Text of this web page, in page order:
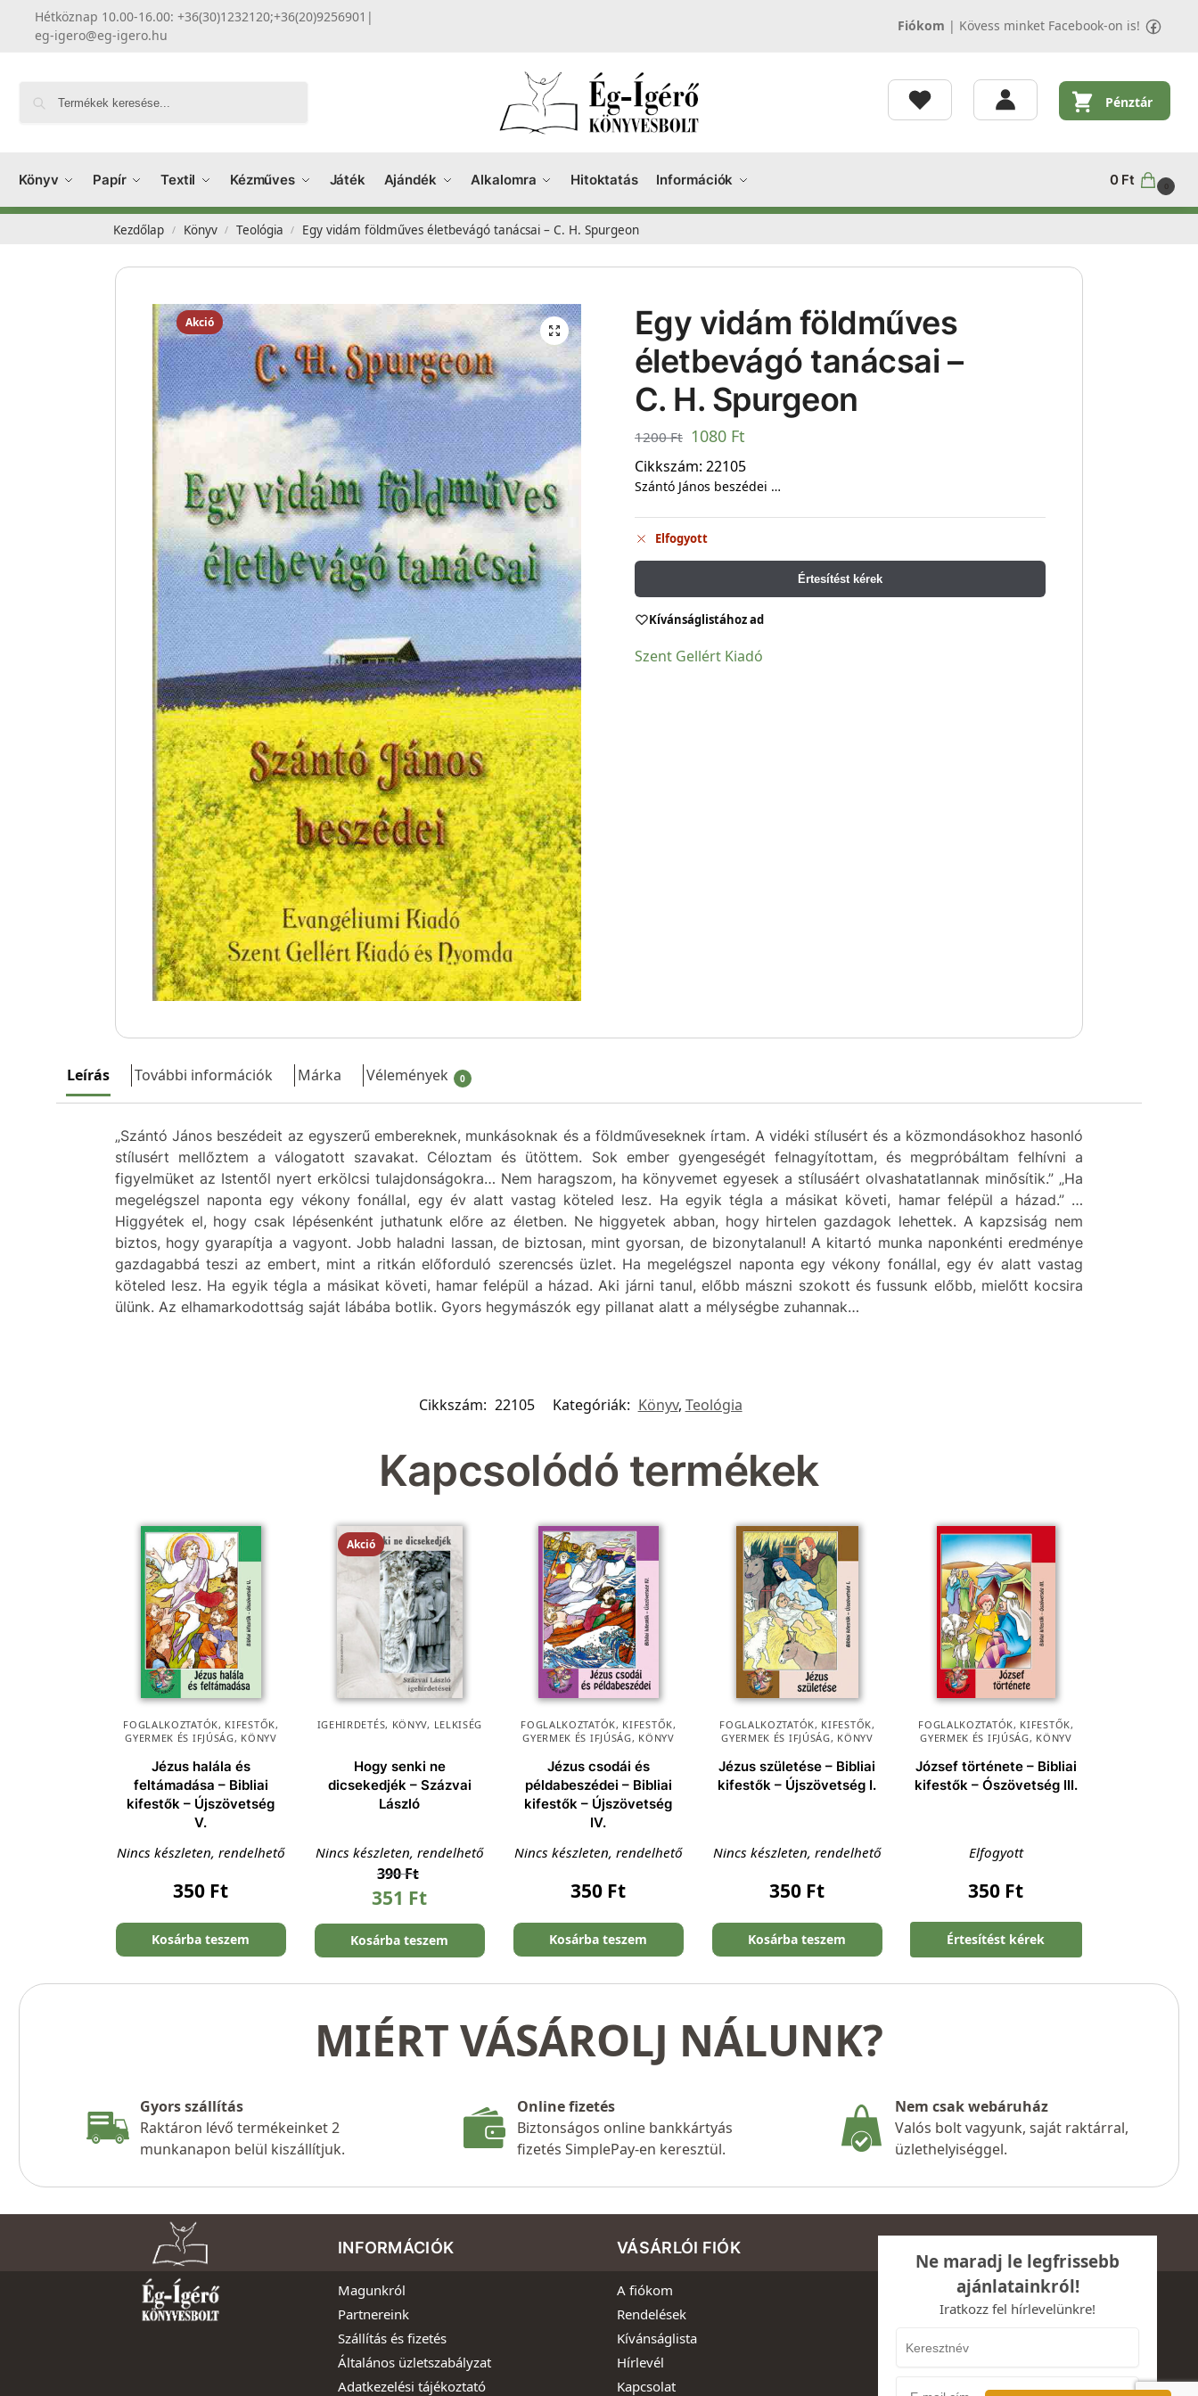
Hétköznap 10.00-16.00: +36(30)1232120;+36(20)9256901 |
eg-igero@eg-igero.hu
Fiókom | Kövess minket Facebook-on is!
Pénztár
Könyv Papír Textil Kézműves Játék Ajándék Alkalomra Hitoktatás Információk 0 Ft 0
Kezdőlap / Könyv / Teológia / Egy vidám földműves életbevágó tanácsai – C. H. Spurgeon
Akció
Egy vidám földműves
életbevágó tanácsai –
C. H. Spurgeon
1200Ft 1080 Ft
Cikkszám: 22105
Szántó János beszédei …
Elfogyott
Értesítést kérek
Kívánságlistához ad
Szent Gellért Kiadó
Leírás További információk Márka Vélemények 0
„Szántó János beszédeit az egyszerű embereknek, munkásoknak és a földműveseknek írtam. A vidéki stílusért és a közmondásokhoz hasonló
stílusért mellőztem a válogatott szavakat. Céloztam és ütöttem. Sok ember gyengeségét felnagyítottam, és megpróbáltam felhívni a
figyelmüket az Istentől nyert erkölcsi tulajdonságokra… Nem haragszom, ha könyvemet egyesek a stílusáért olvashatatlannak minősítik.” „Ha
megelégszel naponta egy vékony fonállal, egy év alatt vastag köteled lesz. Ha egyik tégla a másikat követi, hamar felépül a házad.” …
Higgyétek el, hogy csak lépésenként juthatunk előre az életben. Ne higgyetek abban, hogy hirtelen gazdagok lehettek. A kapzsiság nem
biztos, hogy gyarapítja a vagyont. Jobb haladni lassan, de biztosan, mint gyorsan, de bizonytalanul! A kitartó munka naponkénti eredménye
gazdagabbá teszi az embert, mint a ritkán előforduló szerencsés üzlet. Ha megelégszel naponta egy vékony fonállal, egy év alatt vastag
köteled lesz. Ha egyik tégla a másikat követi, hamar felépül a házad. Aki járni tanul, előbb mászni szokott és fussunk előbb, mielőtt kocsira
ülünk. Az elhamarkodottság saját lábába botlik. Gyors hegymászók egy pillanat alatt a mélységbe zuhannak…
Cikkszám: 22105 Kategóriák: Könyv, Teológia
Kapcsolódó termékek
FOGLALKOZTATÓK, KIFESTŐK,
GYERMEK ÉS IFJÚSÁG, KÖNYV
Jézus halála és
feltámadása – Bibliai
kifestők – Újszövetség
V.
Nincs készleten, rendelhető
350 Ft
Kosárba teszem
Akció
IGEHIRDETÉS, KÖNYV, LELKISÉG
Hogy senki ne
dicsekedjék – Százvai
László
Nincs készleten, rendelhető
390Ft
351 Ft
Kosárba teszem
FOGLALKOZTATÓK, KIFESTŐK,
GYERMEK ÉS IFJÚSÁG, KÖNYV
Jézus csodái és
példabeszédei – Bibliai
kifestők – Újszövetség
IV.
Nincs készleten, rendelhető
350 Ft
Kosárba teszem
FOGLALKOZTATÓK, KIFESTŐK,
GYERMEK ÉS IFJÚSÁG, KÖNYV
Jézus születése – Bibliai
kifestők – Újszövetség I.
Nincs készleten, rendelhető
350 Ft
Kosárba teszem
FOGLALKOZTATÓK, KIFESTŐK,
GYERMEK ÉS IFJÚSÁG, KÖNYV
József története – Bibliai
kifestők – Ószövetség III.
Elfogyott
350 Ft
Értesítést kérek
MIÉRT VÁSÁROLJ NÁLUNK?
Gyors szállítás
Raktáron lévő termékeinket 2
munkanapon belül kiszállítjuk.
Online fizetés
Biztonságos online bankkártyás
fizetés SimplePay-en keresztül.
Nem csak webáruház
Valós bolt vagyunk, saját raktárral,
üzlethelyiséggel.
INFORMÁCIÓK
Magunkról
Partnereink
Szállítás és fizetés
Általános üzletszabályzat
Adatkezelési tájékoztató
VÁSÁRLÓI FIÓK
A fiókom
Rendelések
Kívánságlista
Hírlevél
Kapcsolat
Ne maradj le legfrissebb
ajánlatainkról!
Iratkozz fel hírlevelünkre!